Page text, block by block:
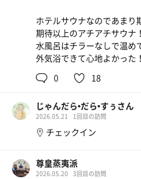
ホテルサウナなのであまり
期待以上のアチアチサウナ！
水風呂はチラーなしで温め
外気浴できて心地よかった！
0
18
じゃんだら•だら•すぅさん
2026.05.21 1回目の訪問
チェックイン
​尊皇蒸夷派
2026.05.20 3回目の訪問